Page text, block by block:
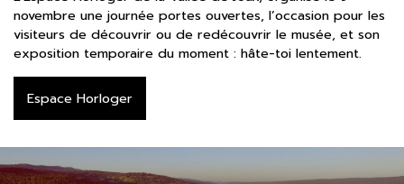
novembre une journée portes ouvertes, l’occasion pour les
visiteurs de découvrir ou de redécouvrir le musée, et son
exposition temporaire du moment : hâte-toi lentement.
Espace Horloger